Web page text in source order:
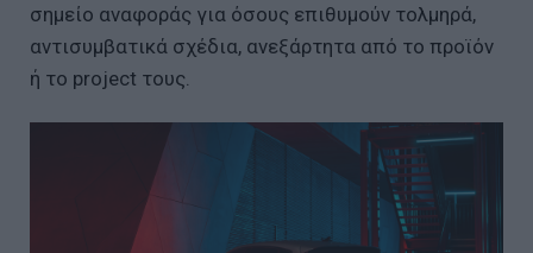
σημείο αναφοράς για όσους επιθυμούν τολμηρά,
αντισυμβατικά σχέδια, ανεξάρτητα από το προϊόν
ή το project τους.